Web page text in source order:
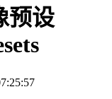
预设